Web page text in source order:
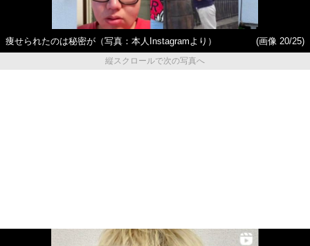
痩せられたのは秘密が（写真：本人Instagramより）
(画像 20/25)
縦スクロールで次の写真へ